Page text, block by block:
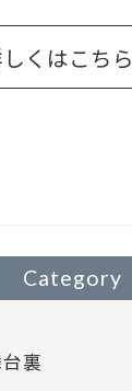
くはこちら
Category
裏